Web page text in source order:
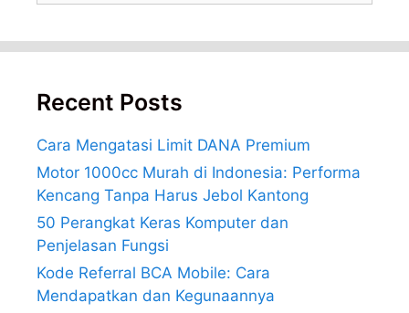
Recent Posts
Cara Mengatasi Limit DANA Premium
Motor 1000cc Murah di Indonesia: Performa
Kencang Tanpa Harus Jebol Kantong
50 Perangkat Keras Komputer dan
Penjelasan Fungsi
Kode Referral BCA Mobile: Cara
Mendapatkan dan Kegunaannya